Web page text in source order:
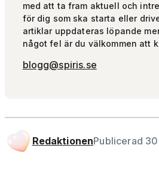
med att ta fram aktuell och
för dig som ska starta eller
artiklar uppdateras löpande
något fel är du välkommen att
blogg@spiris.se
RedaktionenPublicerad